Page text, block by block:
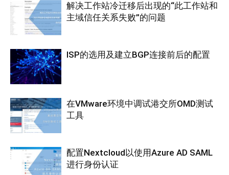
解决工作站冷迁移后出现的“此工作站和
主域信任关系失败”的问题
ISP的选用及建立BGP连接前后的配置
在VMware环境中调试港交所OMD测试
工具
配置Nextcloud以使用Azure AD SAML
进行身份认证